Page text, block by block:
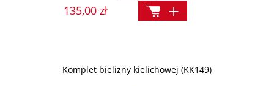
135,00 zł
Komplet bielizny kielichowej (KK149)